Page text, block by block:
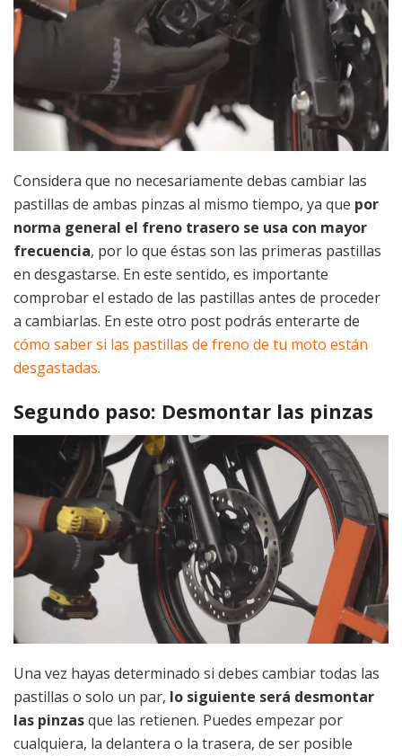
Considera que no necesariamente debas cambiar las
pastillas de ambas pinzas al mismo tiempo, ya que por
norma general el freno trasero se usa con mayor
frecuencia, por lo que éstas son las primeras pastillas
en desgastarse. En este sentido, es importante
comprobar el estado de las pastillas antes de proceder
a cambiarlas. En este otro post podrás enterarte de
cómo saber si las pastillas de freno de tu moto están
desgastadas.
Segundo paso: Desmontar las pinzas
Una vez hayas determinado si debes cambiar todas las
pastillas o solo un par, lo siguiente será desmontar
las pinzasque las retienen. Puedes empezar por
cualquiera, la delantera o la trasera, de ser posible